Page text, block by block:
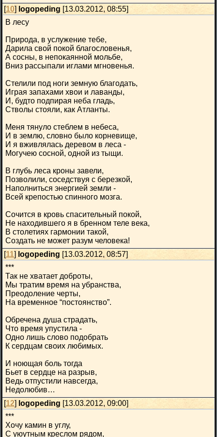
[10] logopeding [13.03.2012, 08:55]
В лесу
Природа, в услужение тебе,
Дарила свой покой благословенья,
А сосны, в непокаянной мольбе,
Вниз рассыпали иглами мгновенья.
Стелили под ноги земную благодать,
Играя запахами хвои и лаванды,
И, будто подпирая неба гладь,
Стволы стояли, как Атланты.
Меня тянуло стеблем в небеса,
И в землю, словно было корневище,
И я вживлялась деревом в леса -
Могучею сосной, одной из тыщи.
В глубь леса кроны завели,
Позволили, соседствуя с березкой,
Наполниться энергией земли -
Всей крепостью спинного мозга.
Сочится в кровь спасительный покой,
Не находившего я в бренном теле века,
В столетиях гармонии такой,
Создать не может разум человека!
[11] logopeding [13.03.2012, 08:57]
***
Так не хватает доброты,
Мы тратим время на убранства,
Преодоление черты,
На временное “постоянство”.
Обречена душа страдать,
Что время упустила -
Одно лишь слово подобрать
К сердцам своих любимых.
И ноющая боль тогда
Бьет в сердце на разрыв,
Ведь отпустили навсегда,
Недолюбив…
[12] logopeding [13.03.2012, 09:00]
***
Хочу камин в углу,
С уюутным креслом рядом,